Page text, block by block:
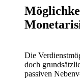
Die
doch
passiven